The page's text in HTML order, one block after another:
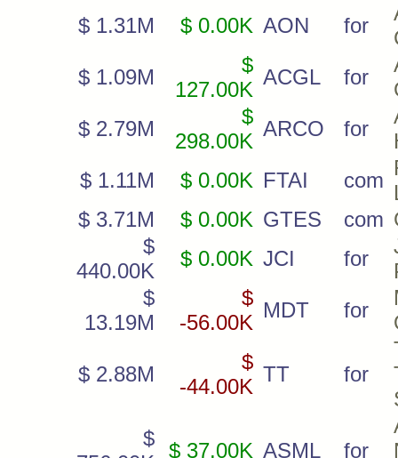
$ 1.31M $ 0.00K AON for
$ 1.09M
$
127.00K
ACGL for
$ 2.79M
$
298.00K
ARCO for
$ 1.11M
$ 0.00K FTAI com
$ 3.71M
$ 0.00K GTES com
$
440.00K
$ 0.00K JCI for
$
13.19M
$
-56.00K
MDT for
$ 2.88M
$
-44.00K
TT for
$
$ 37.00K ASML for